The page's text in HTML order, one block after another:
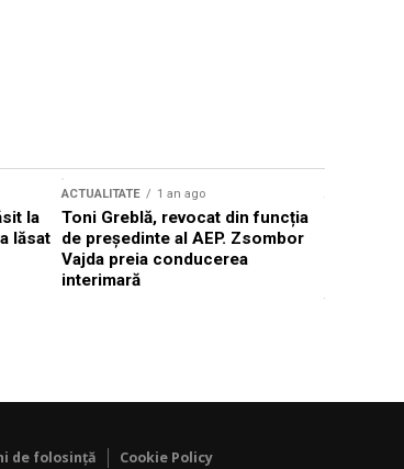
la
lăsat
ACTUALITATE 1 an ago
Toni Greblă, revocat din funcția
de președinte al AEP. Zsombor
Vajda preia conducerea
interimară
de folosință Cookie Policy